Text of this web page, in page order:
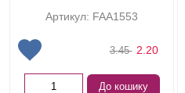
Артикул: FAA1553
3.45 2.20
До кошику